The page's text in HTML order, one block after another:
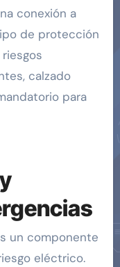
conexión a
de protección
calzado
para
un componente
eléctrico.